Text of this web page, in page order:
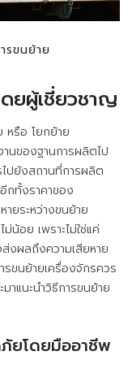
รขนย้าย
ยผู้เชี่ยวชาญ
หรือ โยกย้าย
นของฐานการผลิตไป
ไปยังสถานที่การผลิต
กทั้งราคาของ
ายระหว่างขนย้าย
น้อย เพราะไม่ใช่แค่
งผลถึงความเสียหาย
ขนย้ายเครื่องจักรควร
าแนะนำวิธีการขนย้าย
ยโดยมืออาชีพ